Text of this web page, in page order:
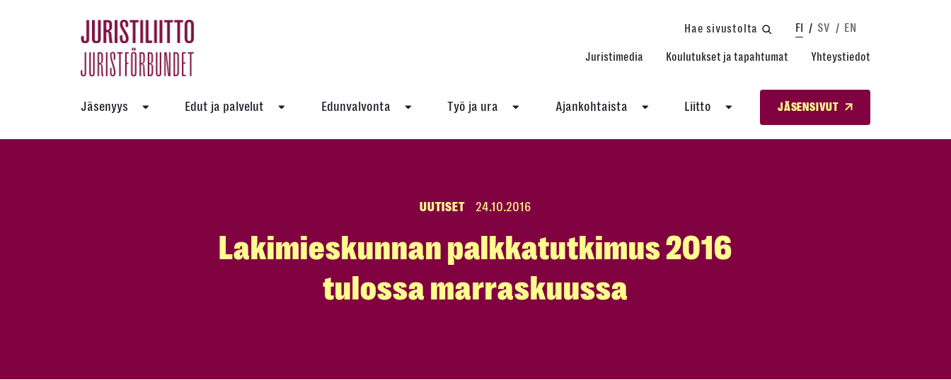
Hae sivustolta FI SV EN
Juristimedia Koulutukset ja tapahtumat Yhteystiedot
Jäsenyys Edut ja palvelut Edunvalvonta Työ ja ura Ajankohtaista Liitto JÄSENSIVUT
UUTISET 24.10.2016
Lakimieskunnan palkkatutkimus 2016
tulossa marraskuussa